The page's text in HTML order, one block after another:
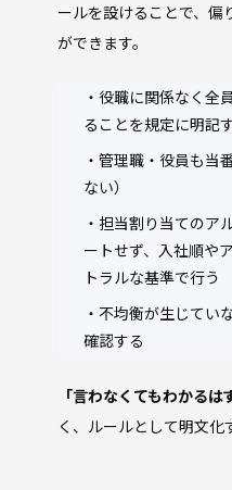
ールを設けることで、偏
ができます。
・役職に関係なく全
ることを規定に明記
・管理職・役員も当
ない）
・担当割り当てのア
ートせず、入社順や
トラルな基準で行う
・不均衡が生じてい
確認する
「言わなくてもわかるは
く、ルールとして明文化